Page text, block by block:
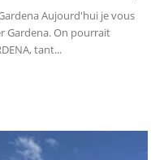
Aujourd'hui je vous
Gardena. On pourrait
tant...